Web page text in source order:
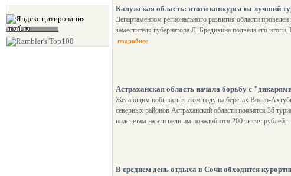
Калужская область: итоги конкурса на лучший
Департаментом регионального развития области
заместителя губернатора Л. Бредихина подвела его
подробнее
Астраханская область начала борьбу с
Желающим побывать в этом году на берегах Волго-
северных районов Астраханской области появятся 36
подсчетам на эти цели им понадобится 200 тысяч рублей.
В среднем день отдыха в Сочи обходится